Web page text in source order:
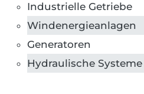
Industrielle Getriebe
Windenergieanlagen
Generatoren
Hydraulische Systeme